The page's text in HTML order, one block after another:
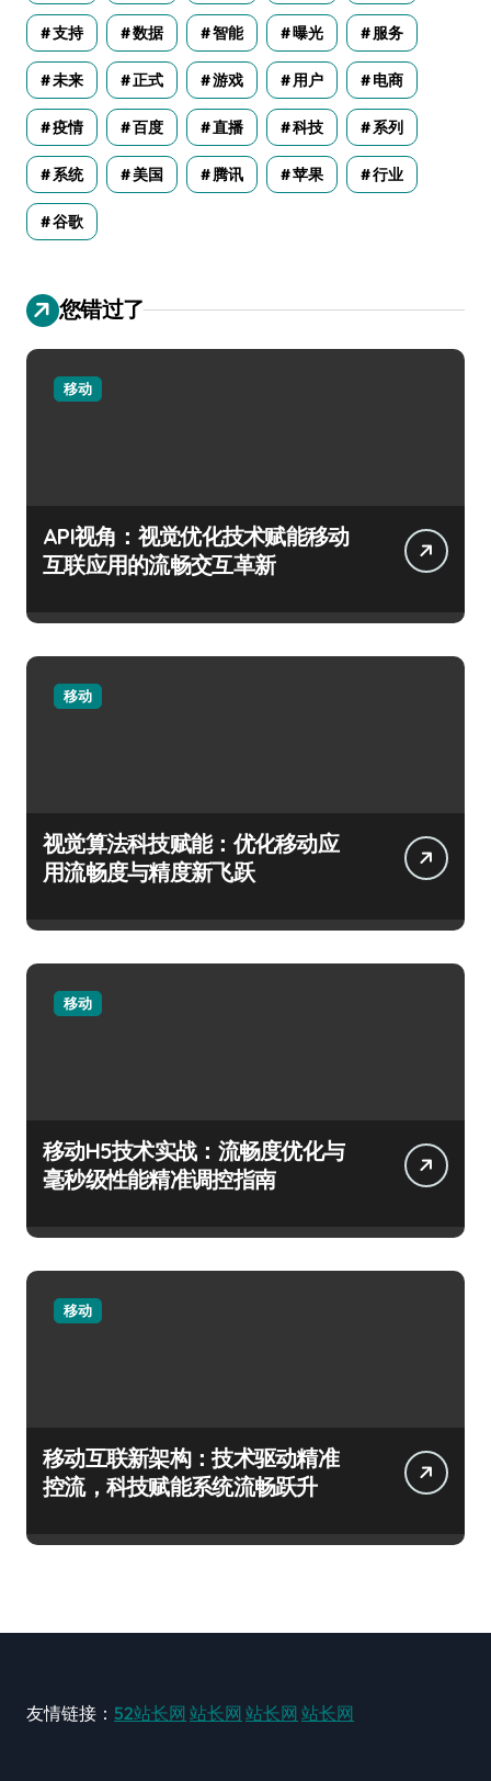
支持 数据 智能 曝光 服务
未来 正式 游戏 用户 电商
疫情 百度 直播 科技 系列
系统 美国 腾讯 苹果 行业
谷歌
您错过了
移动
API视角：视觉优化技术赋能移动
互联应用的流畅交互革新
移动
视觉算法科技赋能：优化移动应
用流畅度与精度新飞跃
移动
移动H5技术实战：流畅度优化与
毫秒级性能精准调控指南
移动
移动互联新架构：技术驱动精准
控流，科技赋能系统流畅跃升
友情链接： 52站长网 站长网 站长网 站长网